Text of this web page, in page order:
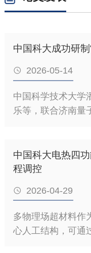
中国科大成功研
 2026-05-14
中国科学技术大学
乐等，联合济南量
制出1024个量子压
子计算原型机“九章
3050个光子的量
解高斯玻色采样任
最快的超级计算机
势比为1054），成
算优越性”。论文
中国科大电热四
程调控
 2026-04-29
多物理场超材料作
心人工结构，可通